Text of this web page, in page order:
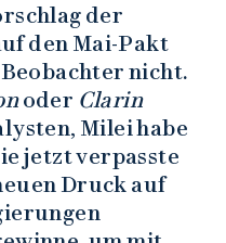
der
den Mai-Pakt
nicht.
oder Clarin
Milei habe
jetzt verpasste
Druck auf